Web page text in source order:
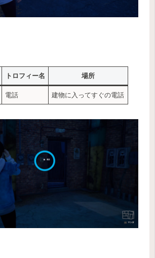
トロフィー名 場所
電話 建物に入ってすぐの電話